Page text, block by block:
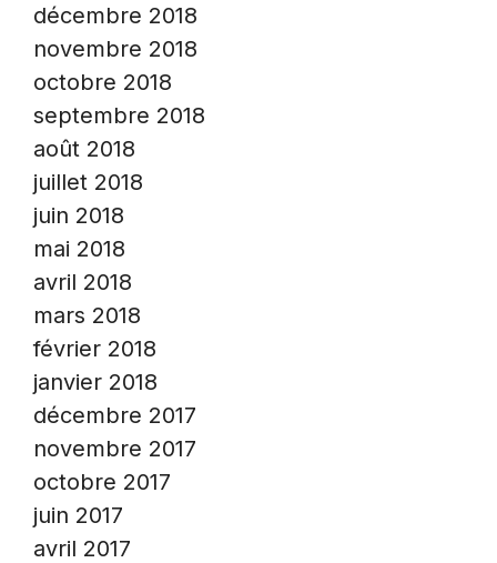
décembre 2018
novembre 2018
octobre 2018
septembre 2018
août 2018
juillet 2018
juin 2018
mai 2018
avril 2018
mars 2018
février 2018
janvier 2018
décembre 2017
novembre 2017
octobre 2017
juin 2017
avril 2017